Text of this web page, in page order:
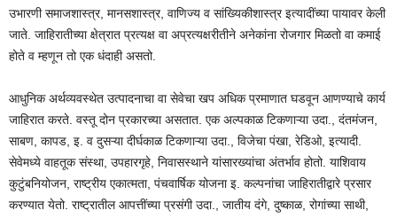
उभारणी समाजशास्त्र, मानसशास्त्र, वाणिज्य व सांख्यिकीशास्त्र इत्यादींच्या पायावर केली
जाते. जाहिरातीच्या क्षेत्रात प्रत्यक्ष वा अप्रत्यक्षरीतीने अनेकांना रोजगार मिळतो वा कमाई
होते व म्हणून तो एक धंदाही असतो.
आधुनिक अर्थव्यवस्थेत उत्पादनाचा वा सेवेचा खप अधिक प्रमाणात घडवून आणण्याचे कार्य
जाहिरात करते. वस्तू दोन प्रकारच्या असतात. एक अल्पकाळ टिकणाऱ्या उदा., दंतमंजन,
साबण, कापड, इ. व दुसऱ्या दीर्घकाळ टिकणाऱ्या उदा., विजेचा पंखा, रेडिओ, इत्यादी.
सेवेमध्ये वाहतूक संस्था, उपहारगृहे, निवासस्थाने यांसारख्यांचा अंतर्भाव होतो. याशिवाय
कुटुंबनियोजन, राष्ट्रीय एकात्मता, पंचवार्षिक योजना इ. कल्पनांचा जाहिरातीद्वारे प्रसार
करण्यात येतो. राष्ट्रातील आपत्तींच्या प्रसंगी उदा., जातीय दंगे, दुष्काळ, रोगांच्या साथी,